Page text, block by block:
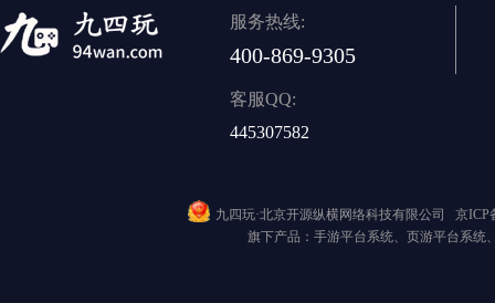
服务热线:
400-869-9305
客服QQ:
445307582
九四玩·北京开源纵横网络科技有限公司京ICP
旗下产品：手游平台系统、页游平台系统